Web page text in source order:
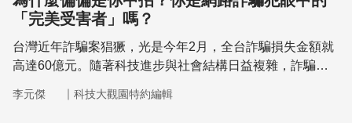
「完美受害者」嗎？
台灣近年詐騙案猖獗，光是今年2月，全台詐騙損失金額就
高達60億元。隨著科技進步與社會結構日益複雜，詐騙手
逞，你我都可能是下一個受害者。 這規模令人震驚，也讓
李元傑 ｜ 科技大觀園特約編輯